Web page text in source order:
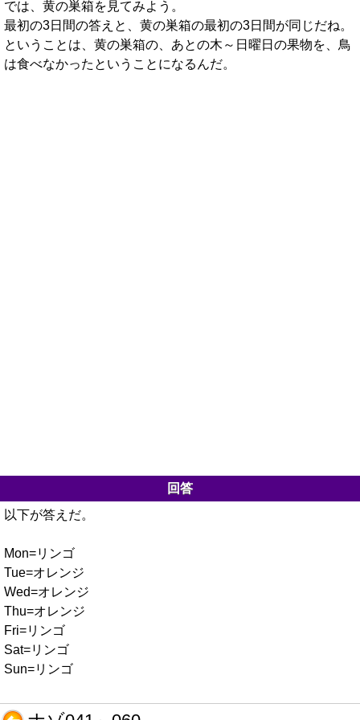
では、黄の巣箱を見てみよう。
最初の3日間の答えと、黄の巣箱の最初の3日間が同じだね。
ということは、黄の巣箱の、あとの木～日曜日の果物を、鳥
は食べなかったということになるんだ。
回答
以下が答えだ。
Mon=リンゴ
Tue=オレンジ
Wed=オレンジ
Thu=オレンジ
Fri=リンゴ
Sat=リンゴ
Sun=リンゴ